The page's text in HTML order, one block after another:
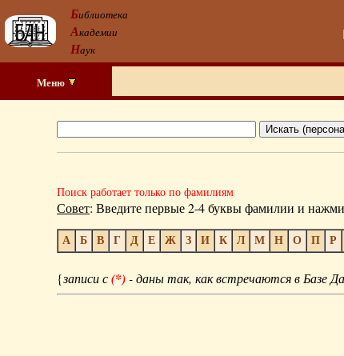
Библиотека
Академии
Наук
Меню
Поиск работает только по фамилиям
Совет: Введите первые 2-4 буквы фамилии и
А Б В Г Д Е Ж З И К Л М Н О П Р
{записи с(*)- даны так, как встречаются в Базе